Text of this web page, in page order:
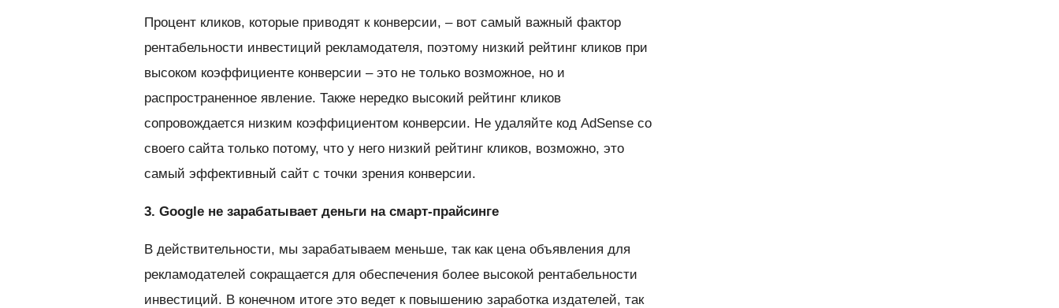
Процент кликов, которые приводят к конверсии, – вот самый важный фактор
рентабельности инвестиций рекламодателя, поэтому низкий рейтинг кликов при
высоком коэффициенте конверсии – это не только возможное, но и
распространенное явление. Также нередко высокий рейтинг кликов
сопровождается низким коэффициентом конверсии. Не удаляйте код AdSense со
своего сайта только потому, что у него низкий рейтинг кликов, возможно, это
самый эффективный сайт с точки зрения конверсии.
3. Google не зарабатывает деньги на смарт-прайсинге
В действительности, мы зарабатываем меньше, так как цена объявления для
рекламодателей сокращается для обеспечения более высокой рентабельности
инвестиций. В конечном итоге это ведет к повышению заработка издателей, так